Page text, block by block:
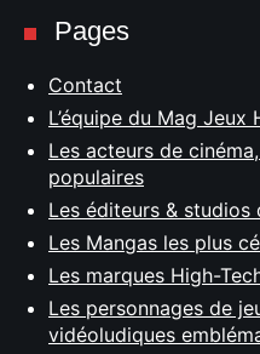
Pages
Contact
L’équipe du Mag Jeux
Les acteurs de
populaires
Les éditeurs &
Les Mangas les plus
Les marques High-
Les personnages de
vidéoludiques